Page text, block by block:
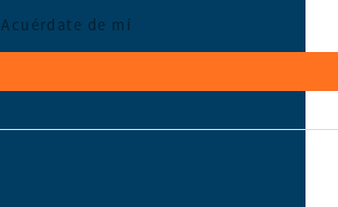
Acuérdate de mí